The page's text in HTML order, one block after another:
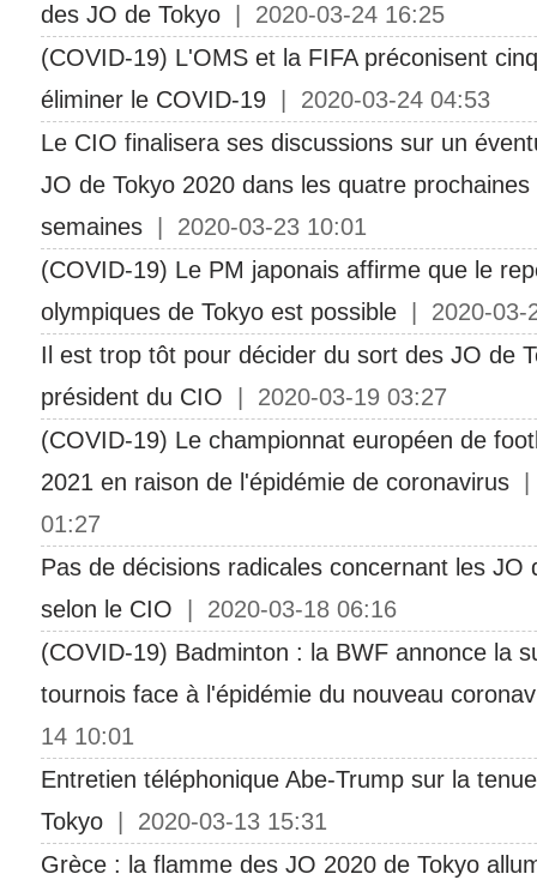
des JO de Tokyo | 2020-03-24 16:25
(COVID-19) L'OMS et la FIFA préconisent
éliminer le COVID-19 | 2020-03-24 04:53
Le CIO finalisera ses discussions sur un
JO de Tokyo 2020 dans les quatre prochaines
semaines | 2020-03-23 10:01
(COVID-19) Le PM japonais affirme que le
olympiques de Tokyo est possible | 2020-03-
Il est trop tôt pour décider du sort des JO de
président du CIO | 2020-03-19 03:27
(COVID-19) Le championnat européen de
2021 en raison de l'épidémie de coronavirus
01:27
Pas de décisions radicales concernant les JO
selon le CIO | 2020-03-18 06:16
(COVID-19) Badminton : la BWF annonce la
tournois face à l'épidémie du nouveau
14 10:01
Entretien téléphonique Abe-Trump sur la
Tokyo | 2020-03-13 15:31
Grèce : la flamme des JO 2020 de Tokyo